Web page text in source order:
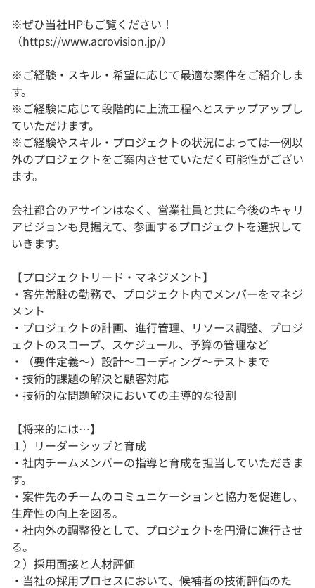
※ぜひ当社HPもご覧ください！
（https://www.acrovision.jp/）
※ご経験・スキル・希望に応じて最適な案件をご紹介しま
す。
※ご経験に応じて段階的に上流工程へとステップアップし
ていただけます。
※ご経験やスキル・プロジェクトの状況によっては一例以
外のプロジェクトをご案内させていただく可能性がござい
ます。
会社都合のアサインはなく、営業社員と共に今後のキャリ
アビジョンも見据えて、参画するプロジェクトを選択して
いきます。
【プロジェクトリード・マネジメント】
・客先常駐の勤務で、プロジェクト内でメンバーをマネジ
メント
・プロジェクトの計画、進行管理、リソース調整、プロジ
ェクトのスコープ、スケジュール、予算の管理など
・（要件定義〜）設計〜コーディング〜テストまで
・技術的課題の解決と顧客対応
・技術的な問題解決においての主導的な役割
【将来的には…】
１）リーダーシップと育成
・社内チームメンバーの指導と育成を担当していただきま
す。
・案件先のチームのコミュニケーションと協力を促進し、
生産性の向上を図る。
・社内外の調整役として、プロジェクトを円滑に進行させ
る。
２）採用面接と人材評価
・当社の採用プロセスにおいて、候補者の技術評価のた